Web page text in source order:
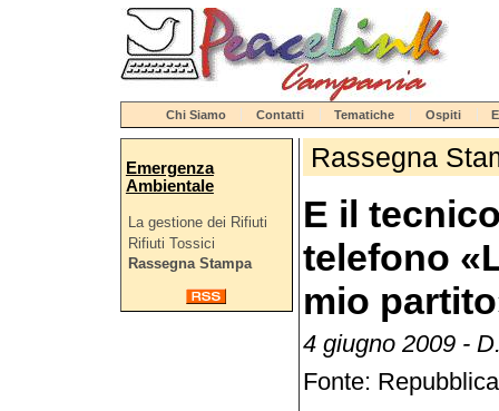
Chi Siamo Contatti Tematiche Ospiti
Emergenza
Ambientale
La gestione dei Rifiuti
Rifiuti Tossici
Rassegna Stampa
Rassegna
E il
telefono
mio
4 giugno 2009 -
Fonte: